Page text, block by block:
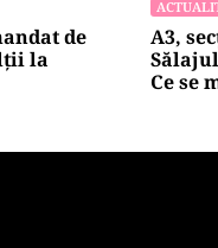
de
la
A3,
Ce se